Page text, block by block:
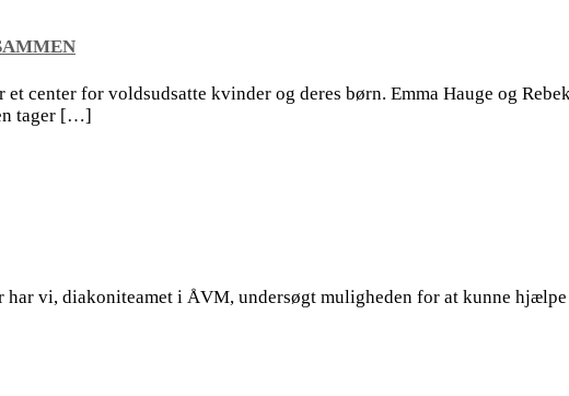
center for voldsudsatte kvinder og deres børn. Emma Hauge og
tager […]
vi, diakoniteamet i ÅVM, undersøgt muligheden for at kunne